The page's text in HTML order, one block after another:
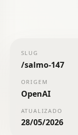
SLUG
/salmo-147
ORIGEM
OpenAI
ATUALIZADO
28/05/2026